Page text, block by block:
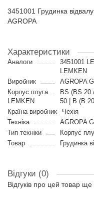
3451001 Грудинка
AGROPA
Характеристики
Аналоги
3451001
LEMKEN
Виробник
AGROPA
Корпус плуга
LEMKEN
BS (BS 20
50 | B (B
Країна виробник
Чехія
Техніка
AGROPA
Тип техніки
Корпус
Товар
Грудинка
Відгуки (0)
Відгуків про цей товар ще